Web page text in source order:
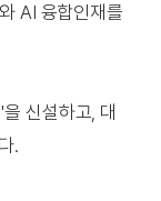
AI 융합인재를
신설하고, 대
.